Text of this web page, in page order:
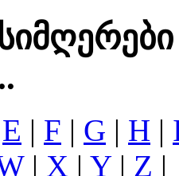
E | F | G | H |
| X | Y| Z |